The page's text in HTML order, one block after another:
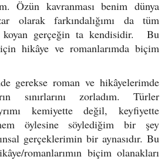
Özün kavranması benim dünya
olarak farkındalığımı da tüm
koyan gerçeğin ta kendisidir. Bu
için hikâye ve romanlarımda biçim
gerekse roman ve hikâyelerimde
sınırlarını zorladım. Türler
kemiyette değil, keyfiyette
öylesine söylediğim bir şey
gerçeklerimin bir aynasıdır. Bu
romanlarımın biçim olanakları